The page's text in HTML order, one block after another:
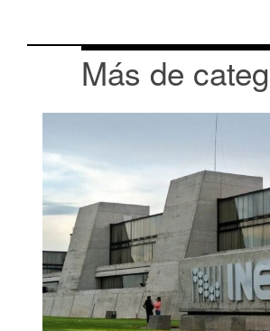
Más de